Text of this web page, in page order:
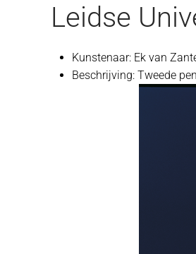
Leidse
Kunstenaar: Ek van
Beschrijving: Tweede